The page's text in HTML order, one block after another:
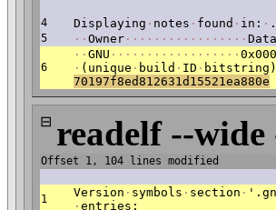
4 Displaying · notes · found · in: ·
5 · · Owner · · · · · · · · · · · · · · · · · Data
6
· · GNU · · · · · · · · · · · · · · · · · ·
· (unique · build · ID · bitstring)
70197f8ed812631d15521ea880e
⊟ readelf --
Offset 1, 104 lines modified
1 Version · symbols · section ·
· entries: